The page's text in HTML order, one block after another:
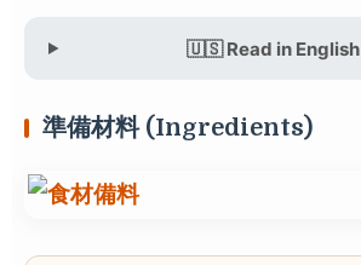
🇺🇸 Read in English
準備材料 (Ingredients)